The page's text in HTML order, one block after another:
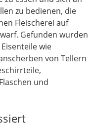
zu bedienen, die
Fleischerei auf
Gefunden wurden
wie
von Tellern
und